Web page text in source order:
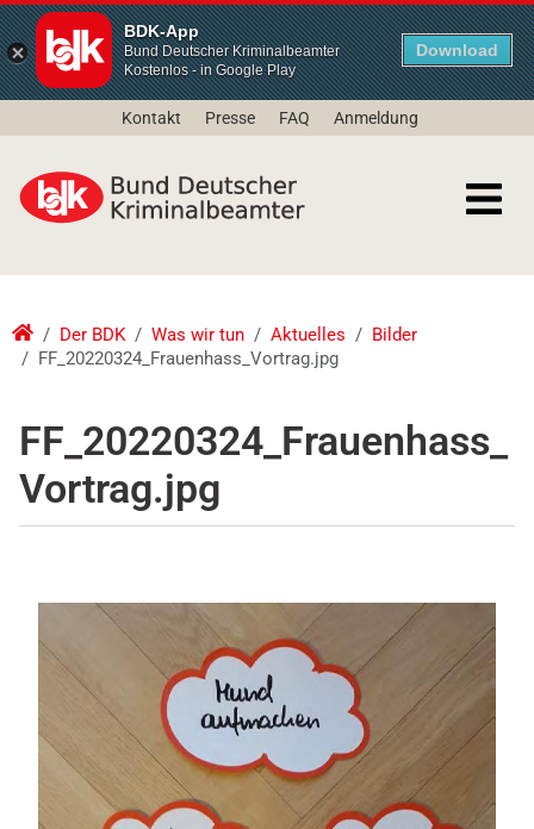
BDK-App
Bund Deutscher Kriminalbeamter
Kostenlos - in Google Play
Download
Kontakt Presse FAQ Anmeldung
Der BDK Was wir tun Aktuelles
Bilder
FF_20220324_Frauenhass_Vortrag.jpg
FF_20220324_Frauenhass_
Vortrag.jpg